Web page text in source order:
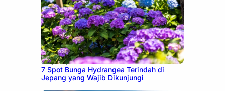
July 23, 2026
7 Spot Bunga Hydrangea Terindah di
Jepang yang Wajib Dikunjungi